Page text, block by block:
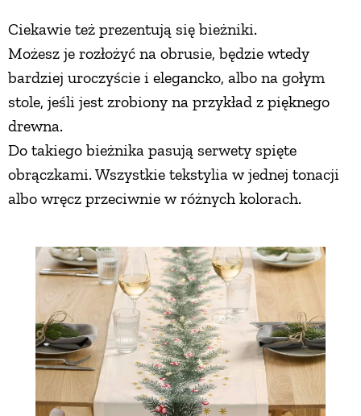
Ciekawie też prezentują się bieżniki.
Możesz je rozłożyć na obrusie, będzie wtedy
bardziej uroczyście i elegancko, albo na gołym
stole, jeśli jest zrobiony na przykład z pięknego
drewna.
Do takiego bieżnika pasują serwety spięte
obrączkami. Wszystkie tekstylia w jednej tonacji
albo wręcz przeciwnie w różnych kolorach.